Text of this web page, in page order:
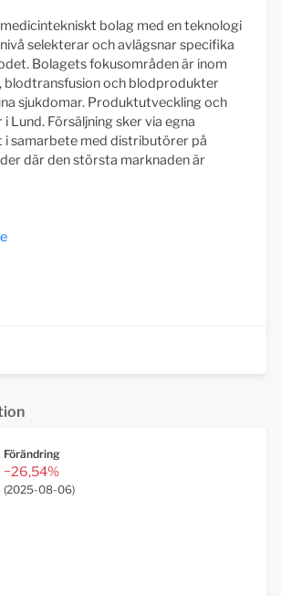
bolag med en teknologi
selekterar och avlägsnar specifika
Bolagets fokusområden är inom
blodtransfusion och blodprodukter
sjukdomar. Produktutveckling och
Lund. Försäljning sker via egna
i samarbete med distributörer på
där den största marknaden är
Förändring
−26,54%
(2025-08-06)